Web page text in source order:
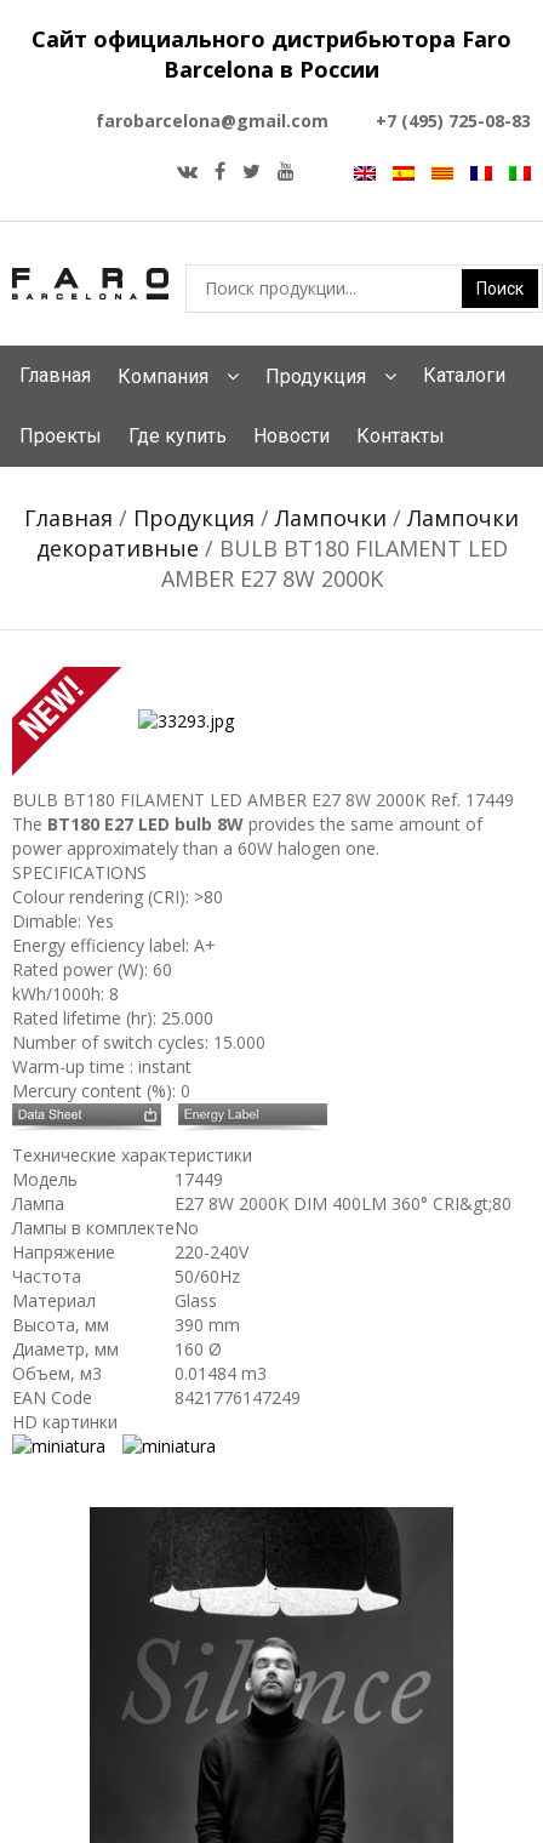
Сайт официального дистрибьютора Faro
Barcelona в России
farobarcelona@gmail.com +7 (495) 725-08-83
Главная Компания Продукция Каталоги
Проекты Где купить Новости Контакты
Главная / Продукция /Лампочки /Лампочки
декоративные / BULB BT180 FILAMENT LED
AMBER E27 8W 2000K
BULB BT180 FILAMENT LED AMBER E27 8W 2000K Ref. 17449
The BT180 E27 LED bulb 8W provides the same amount of
power approximately than a 60W halogen one.
SPECIFICATIONS
Colour rendering (CRI): >80
Dimable: Yes
Energy efficiency label: A+
Rated power (W): 60
kWh/1000h: 8
Rated lifetime (hr): 25.000
Number of switch cycles: 15.000
Warm-up time : instant
Mercury content (%): 0
Технические характеристики
Модель
17449
Лампа
E27 8W 2000K DIM 400LM 360° CRI&gt;80
Лампы в комплектеNo
Напряжение
220-240V
Частота
50/60Hz
Материал
Glass
Высота, мм
390 mm
Диаметр, мм
160 Ø
Объем, м3
0.01484 m3
EAN Code
8421776147249
HD картинки